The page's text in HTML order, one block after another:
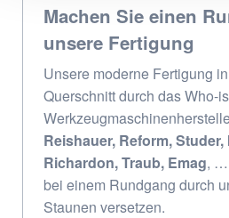
Machen Sie einen
unsere Fertigung
Unsere moderne Fertigung
Querschnitt durch das Who-
Reishauer, Reform, Studer,
Richardon, Traub, Emag, …
bei einem Rundgang durch
Staunen versetzen.